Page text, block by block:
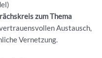
zum Thema
Austausch,
Vernetzung.